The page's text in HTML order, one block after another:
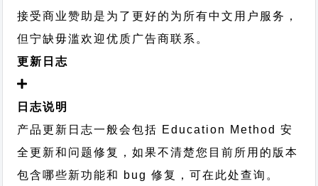
接受商业赞助是为了更好的为所有中文用户服务，
但宁缺毋滥欢迎优质广告商联系。
更新日志
日志说明
产品更新日志一般会包括 Education Method 安
全更新和问题修复，如果不清楚您目前所用的版本
包含哪些新功能和 bug 修复，可在此处查询。